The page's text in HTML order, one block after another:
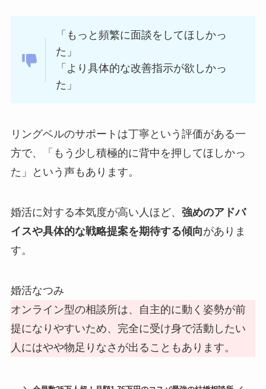
「もっと頻繁に面談をしてほしかっ
た」
「より具体的な改善指示が欲しかっ
た」
リングベルのサポートは丁寧という評価がある一
方で、「もう少し積極的に背中を押してほしかっ
た」という声もあります。
婚活に対する本気度が高い人ほど、 強めのアドバ
イスや具体的な戦略提案を期待する傾向がありま
す。
婚活なつみ
オンライン型の相談所は、自主的に動く姿勢が前
提になりやすいため、完全に受け身で活動したい
人にはやや物足りなさが出ることもあります。